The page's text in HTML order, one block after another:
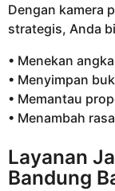
Dengan kamera
strategis, Anda
• Menekan
• Menyimpan
• Memantau
• Menambah
Layanan
Bandung